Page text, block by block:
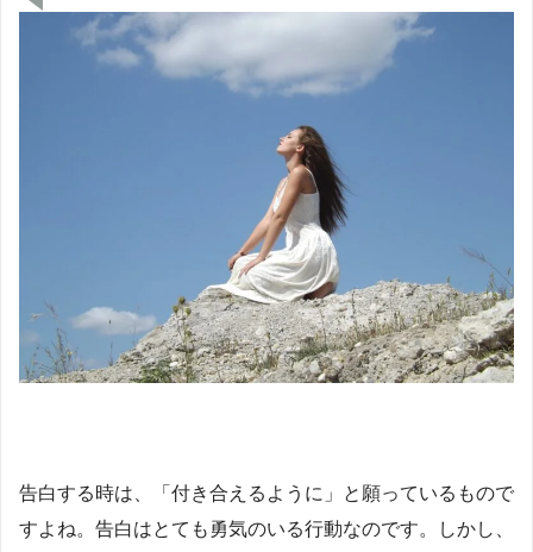
告白する時は、「付き合えるように」と願っているもので
すよね。告白はとても勇気のいる行動なのです。しかし、